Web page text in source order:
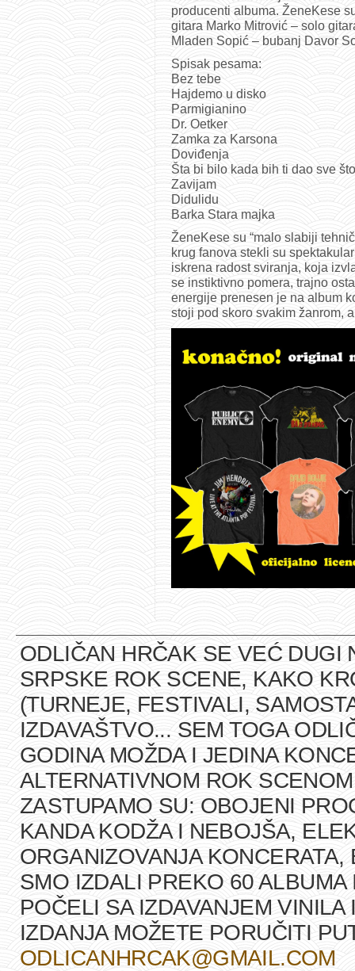
producenti albuma. ŽeneKese
gitara Marko Mitrović – solo
Mladen Sopić – bubanj Davor
Spisak pesama:
Bez tebe
Hajdemo u disko
Parmigianino
Dr. Oetker
Zamka za Karsona
Doviđenja
Šta bi bilo kada bih ti dao sve
Zavijam
Didulidu
Barka Stara majka
ŽeneKese su “malo slabiji
krug fanova stekli su
iskrena radost sviranja, koja
se instiktivno pomera, trajno
energije prenesen je na album
stoji pod skoro svakim žanrom,
ODLIČAN HRČAK SE VEĆ DUGI
SRPSKE ROK SCENE, KAKO
(TURNEJE, FESTIVALI,
IZDAVAŠTVO... SEM TOGA
GODINA MOŽDA I JEDINA
ALTERNATIVNOM ROK
ZASTUPAMO SU: OBOJENI
KANDA KODŽA I NEBOJŠA,
ORGANIZOVANJA
SMO IZDALI PREKO 60
POČELI SA IZDAVANJEM
IZDANJA MOŽETE PORUČITI
ODLICANHRCAK@GMAIL.COM